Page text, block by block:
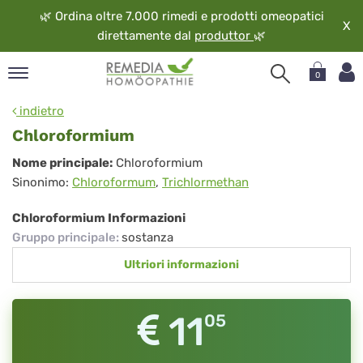
🌿 Ordina oltre 7.000 rimedi e prodotti omeopatici
direttamente dal produttor 🌿
X
0
indietro
Chloroformium
Chloroformium
Nome principale: Chloroformium
Sinonimo: Chloroformum, Trichlormethan
Chloroformium Informazioni
Gruppo principale: sostanza
Ultriori informazioni
1105